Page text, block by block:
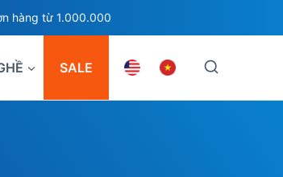
hàng từ 1.000.000
SALE